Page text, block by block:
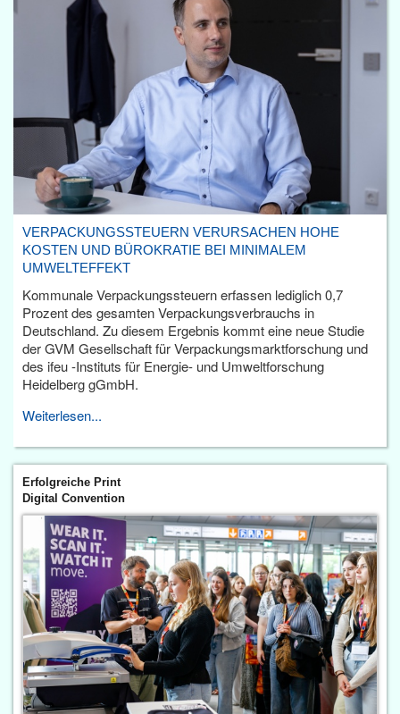
VERPACKUNGSSTEUERN VERURSACHEN HOHE
KOSTEN UND BÜROKRATIE BEI MINIMALEM
UMWELTEFFEKT
Kommunale Verpackungssteuern erfassen lediglich 0,7
Prozent des gesamten Verpackungsverbrauchs in
Deutschland. Zu diesem Ergebnis kommt eine neue Studie
der GVM Gesellschaft für Verpackungsmarktforschung und
des ifeu -Instituts für Energie- und Umweltforschung
Heidelberg gGmbH.
Weiterlesen...
Erfolgreiche Print
Digital Convention